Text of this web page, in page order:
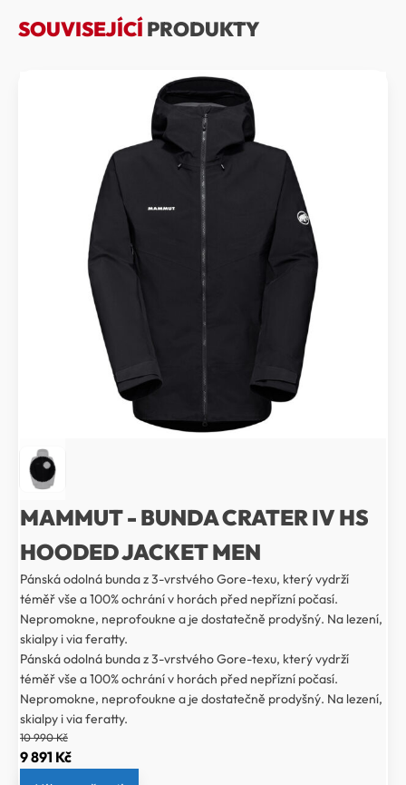
SOUVISEJÍCÍ PRODUKTY
MAMMUT - BUNDA CRATER IV HS
HOODED JACKET MEN
Pánská odolná bunda z 3-vrstvého Gore-texu, který vydrží
téměř vše a 100% ochrání v horách před nepřízní počasí.
Nepromokne, neprofoukne a je dostatečně prodyšný. Na lezení,
skialpy i via feratty.
Pánská odolná bunda z 3-vrstvého Gore-texu, který vydrží
téměř vše a 100% ochrání v horách před nepřízní počasí.
Nepromokne, neprofoukne a je dostatečně prodyšný. Na lezení,
skialpy i via feratty.
10 990Kč
Původní
cena
9 891 KčAktuální
cena